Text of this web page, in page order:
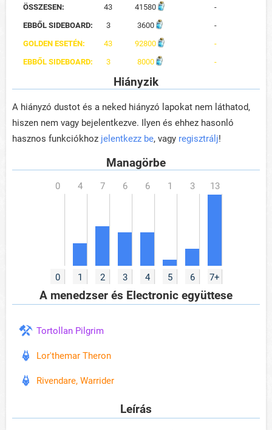
ÖSSZESEN:
43 41580
-
EBBŐL SIDEBOARD:
3 3600
-
GOLDEN ESETÉN:
43 92800
-
EBBŐL SIDEBOARD:
3 8000 -
Hiányzik
A hiányzó dustot és a neked hiányzó lapokat nem láthatod,
hiszen nem vagy bejelentkezve. Ilyen és ehhez hasonló
hasznos funkciókhoz jelentkezz be, vagy regisztrálj!
Managörbe
0 1 2 3 4 5 6 7+
A menedzser és Electronic együttese
Tortollan Pilgrim
Lor'themar Theron
Rivendare, Warrider
Leírás